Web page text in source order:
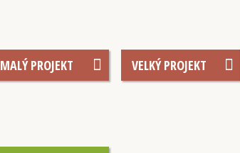
MALÝ PROJEKT VELKÝ PROJEKT